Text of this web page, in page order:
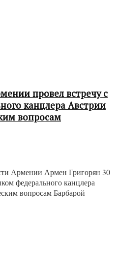
провел встречу с
канцлера Австрии
вопросам
Армении Армен Григорян 30
федерального канцлера
вопросам Барбарой